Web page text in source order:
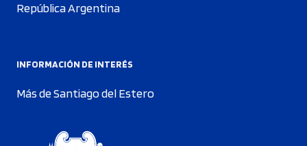
República Argentina
INFORMACIÓN DE INTERÉS
Más de Santiago del Estero